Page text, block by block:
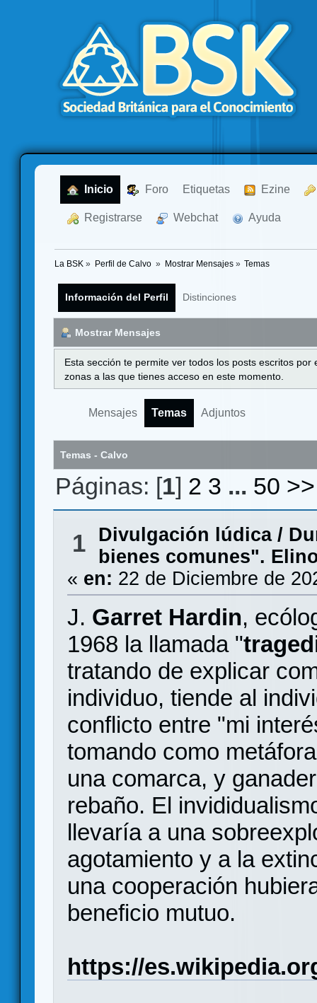
Inicio Foro Etiquetas Ezine
Registrarse Webchat Ayuda
La BSK » Perfil de Calvo » Mostrar Mensajes» Temas
Información del Perfil Distinciones
Mostrar Mensajes
Esta sección te permite ver todos los posts escritos
zonas a las que tienes acceso en este momento.
Mensajes Temas Adjuntos
Temas - Calvo
Páginas: [1] 2 3 ... 50 >>
1 Divulgación lúdica/
bienes comunes".
« en: 22 de Diciembre de
J. Garret Hardin,
1968 la llamada "
tratando de explicar
individuo, tiende al
conflicto entre "mi
tomando como
una comarca, y
rebaño. El
llevaría a una
agotamiento y a la
una cooperación
beneficio mutuo.
https://